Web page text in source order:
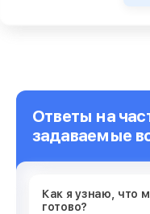
Ответы на
задаваемые
Как я узнаю, что
готово?